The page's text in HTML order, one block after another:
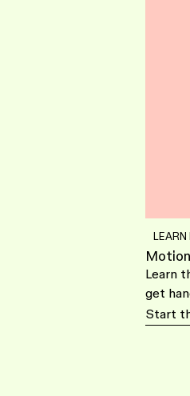
LEARN
Learn
get
Start